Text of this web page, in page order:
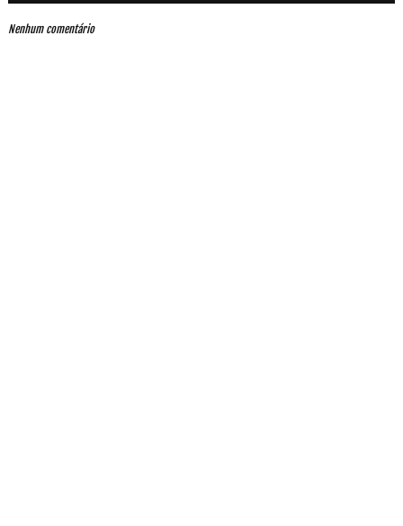
Nenhum comentário